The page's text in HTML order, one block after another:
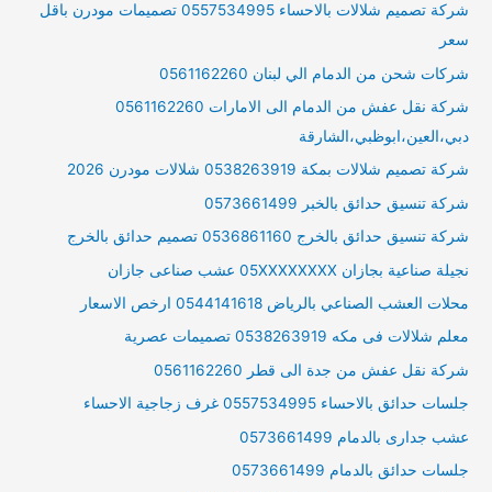
شركة تصميم شلالات بالاحساء 0557534995 تصميمات مودرن باقل
سعر
شركات شحن من الدمام الي لبنان 0561162260
شركة نقل عفش من الدمام الى الامارات 0561162260
دبي،العين،ابوظبي،الشارقة
شركة تصميم شلالات بمكة 0538263919 شلالات مودرن 2026
شركة تنسيق حدائق بالخبر 0573661499
شركة تنسيق حدائق بالخرج 0536861160 تصميم حدائق بالخرج
نجيلة صناعية بجازان 05XXXXXXXX عشب صناعى جازان
محلات العشب الصناعي بالرياض 0544141618 ارخص الاسعار
معلم شلالات فى مكه 0538263919 تصميمات عصرية
شركة نقل عفش من جدة الى قطر 0561162260
جلسات حدائق بالاحساء 0557534995 غرف زجاجية الاحساء
عشب جدارى بالدمام 0573661499
جلسات حدائق بالدمام 0573661499